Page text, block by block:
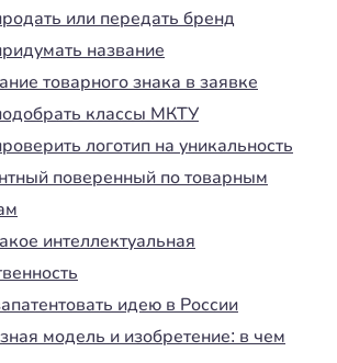
или передать бренд
название
товарного знака в заявке
классы МКТУ
логотип на уникальность
поверенный по товарным
интеллектуальная
идею в России
модель и изобретение: в чем